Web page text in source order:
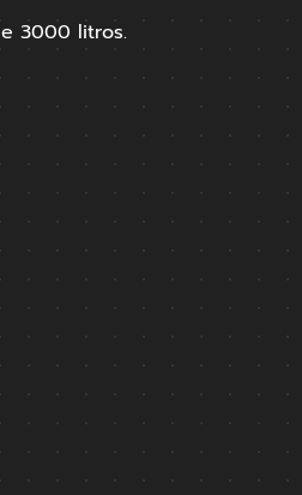
3000 litros.